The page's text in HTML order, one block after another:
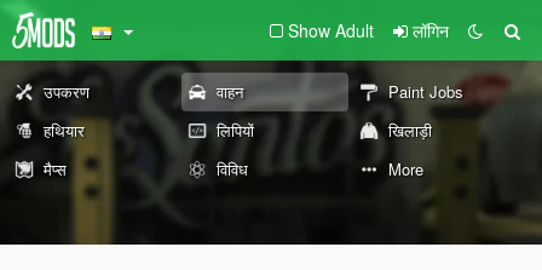
Show Adult लॉगिन
उपकरण वाहन
Paint Jobs
हथियार
लिपियों
खिलाड़ी
मैप्स
विविध More